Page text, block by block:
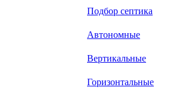
Подбор септика
Автономные
Вертикальные
Горизонтальные